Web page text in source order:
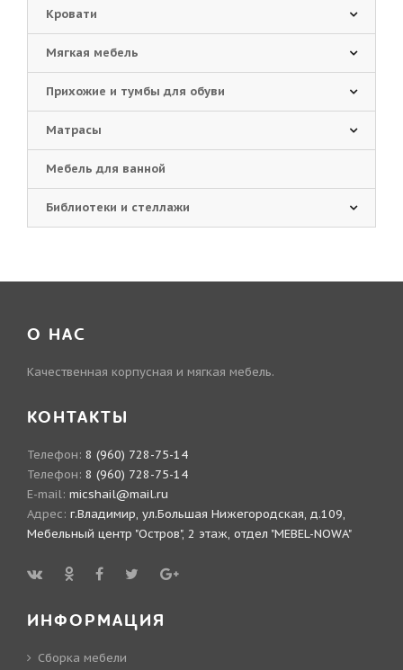
Кровати
Мягкая мебель
Прихожие и тумбы для обуви
Матрасы
Мебель для ванной
Библиотеки и стеллажи
О НАС
Качественная корпусная и мягкая мебель.
КОНТАКТЫ
Телефон: 8 (960) 728-75-14
Телефон: 8 (960) 728-75-14
E-mail: micshail@mail.ru
Адрес: г.Владимир, ул.Большая Нижегородская, д.109,
Мебельный центр "Остров", 2 этаж, отдел "MEBEL-NOWA"
ИНФОРМАЦИЯ
Сборка мебели